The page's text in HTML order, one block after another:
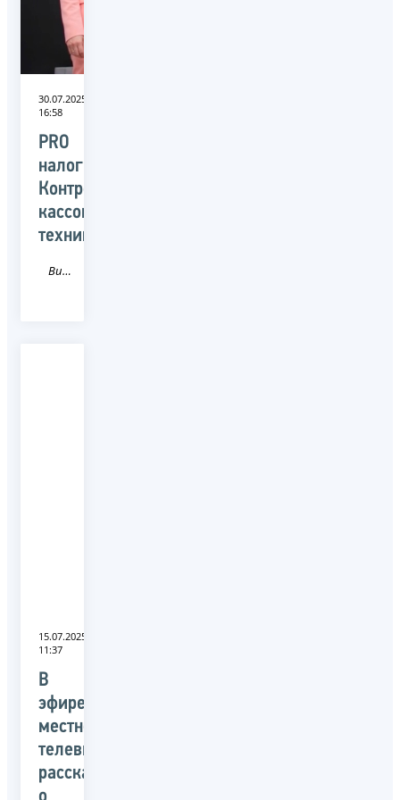
30.07.2025
16:58
PRO
налоги:
Контрольно-
кассовая
техника
Видео
15.07.2025
11:37
В
эфире
местного
телевидения
рассказали